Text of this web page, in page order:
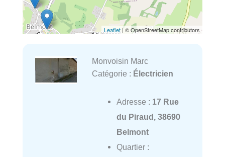
Leaflet | © OpenStreetMap contributors
Monvoisin Marc
Catégorie : Électricien
Adresse : 17 Rue
du Piraud, 38690
Belmont
Quartier :